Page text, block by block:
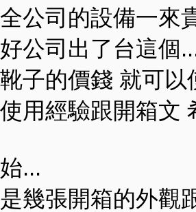
公司的設備一來
公司出了台這個
子的價錢 就可
用經驗跟開箱文
...
幾張開箱的外觀